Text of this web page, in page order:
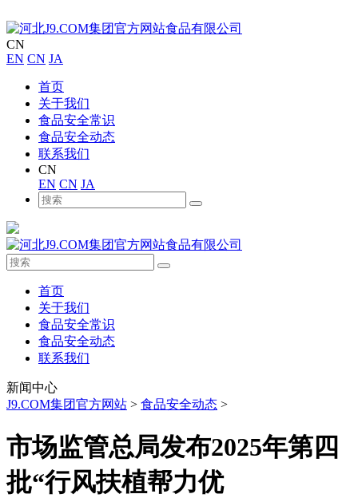
CN
EN CN JA
首页
关于我们
食品安全常识
食品安全动态
联系我们
CN
EN CN JA
首页
关于我们
食品安全常识
食品安全动态
联系我们
新闻中心
J9.COM集团官方网站 > 食品安全动态 >
市场监管总局发布2025年第四
批“行风扶植帮力优